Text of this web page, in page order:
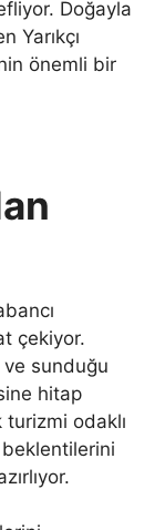
Doğayla
Yarıkçı
önemli bir
çekiyor.
ve sunduğu
hitap
odaklı
beklentilerini